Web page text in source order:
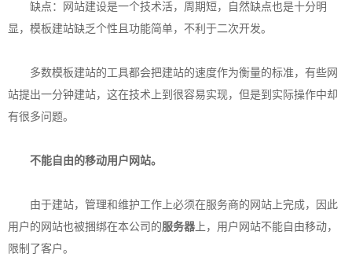
缺点：网站建设是一个技术活，周期短，自然缺点也是十分明
显，模板建站缺乏个性且功能简单，不利于二次开发。
多数模板建站的工具都会把建站的速度作为衡量的标准，有些网
站提出一分钟建站，这在技术上到很容易实现，但是到实际操作中却
有很多问题。
不能自由的移动用户网站。
由于建站，管理和维护工作上必须在服务商的网站上完成，因此
用户的网站也被捆绑在本公司的服务器 上，用户网站不能自由移动，
限制了客户。